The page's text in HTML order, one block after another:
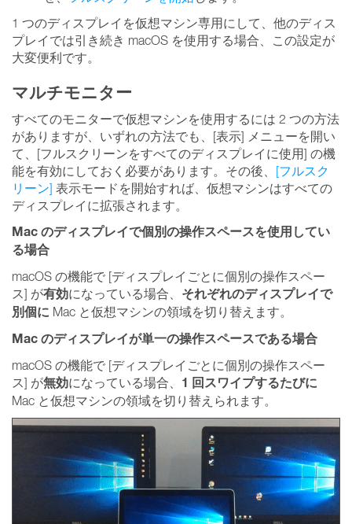
1 つのディスプレイを仮想マシン専用にして、他のディス
プレイでは引き続き macOS を使用する場合、この設定が
大変便利です。
マルチモニター
すべてのモニターで仮想マシンを使用するには 2 つの方法
がありますが、いずれの方法でも、[表示] メニューを開い
て、[フルスクリーンをすべてのディスプレイに使用] の機
能を有効にしておく必要があります。その後、 [フルスク
リーン] 表示モードを開始すれば、仮想マシンはすべての
ディスプレイに拡張されます。
Mac のディスプレイで個別の操作スペースを使用してい
る場合
macOS の機能で [ディスプレイごとに個別の操作スペー
ス] が有効になっている場合、 それぞれのディスプレイで
別個に Mac と仮想マシンの領域を切り替えます。
Mac のディスプレイが単一の操作スペースである場合
macOS の機能で [ディスプレイごとに個別の操作スペー
ス] が無効になっている場合、 1 回スワイプするたびに
Mac と仮想マシンの領域を切り替えられます。